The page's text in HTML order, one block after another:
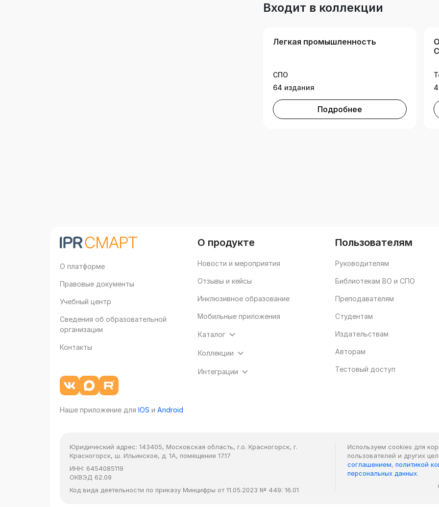
Входит в коллекции
Легкая промышленность
СПО
64 издания
Подробнее
О платформе
Правовые документы
Учебный центр
Сведения об образовательной
организации
Контакты
Наше приложение для IOS и Android
О продукте
Новости и мероприятия
Отзывы и кейсы
Инклюзивное образование
Мобильные приложения
Каталог
Коллекции
Интеграции
Пользователям
Руководителям
Библиотекам ВО и СПО
Преподавателям
Студентам
Издательствам
Авторам
Тестовый доступ
Юридический адрес: 143405, Московская область, г.о. Красногорск, г.
Красногорск, ш. Ильинское, д. 1А, помещение 17.17
ИНН: 6454085119
ОКВЭД 62.09
Код вида деятельности по приказу Минцифры от 11.05.2023 № 449: 16.01
Используем cookies для
пользователей и других
соглашением, политикой
персональных данных.